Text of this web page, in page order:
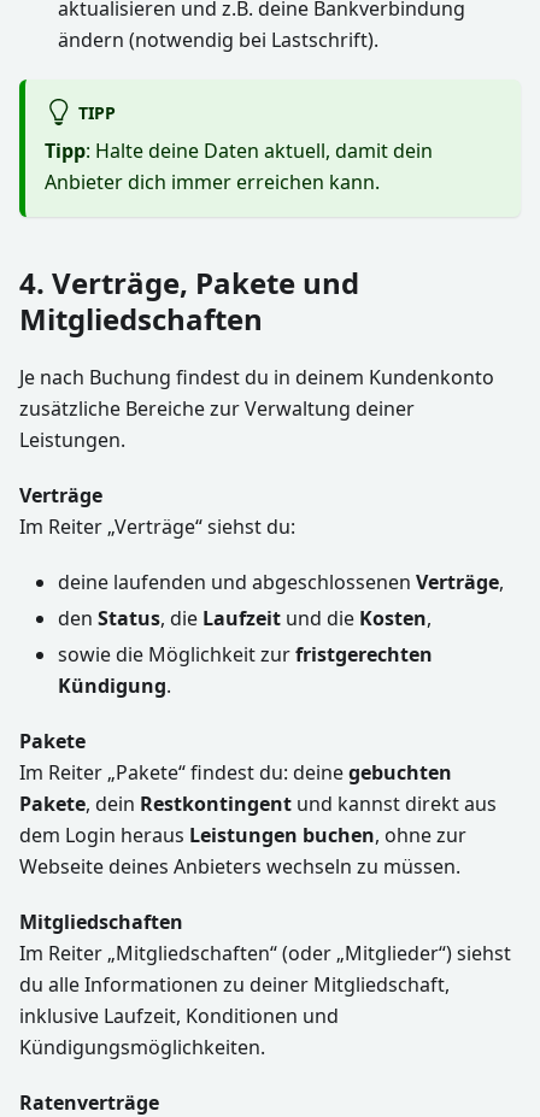
aktualisieren und z.B. deine Bankverbindung
ändern (notwendig bei Lastschrift).
TIPP
Tipp: Halte deine Daten aktuell, damit dein
Anbieter dich immer erreichen kann.
4. Verträge, Pakete und
Mitgliedschaften
Je nach Buchung findest du in deinem Kundenkonto
zusätzliche Bereiche zur Verwaltung deiner
Leistungen.
Verträge
Im Reiter „Verträge“ siehst du:
deine laufenden und abgeschlossenen Verträge,
den Status, die Laufzeit und die Kosten,
sowie die Möglichkeit zurfristgerechten
Kündigung.
Pakete
Im Reiter „Pakete“ findest du: deinegebuchten
Pakete, dein Restkontingent und kannst direkt aus
dem Login heraus Leistungen buchen, ohne zur
Webseite deines Anbieters wechseln zu müssen.
Mitgliedschaften
Im Reiter „Mitgliedschaften“ (oder „Mitglieder“) siehst
du alle Informationen zu deiner Mitgliedschaft,
inklusive Laufzeit, Konditionen und
Kündigungsmöglichkeiten.
Ratenverträge